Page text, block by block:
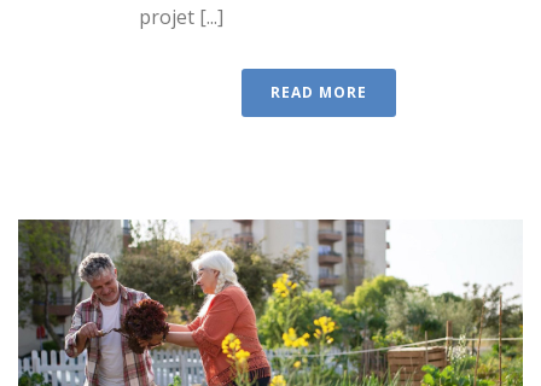
projet [...]
READ MORE